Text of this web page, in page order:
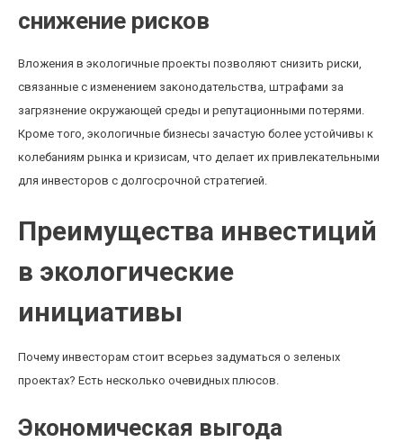
снижение рисков
Вложения в экологичные проекты позволяют снизить риски,
связанные с изменением законодательства, штрафами за
загрязнение окружающей среды и репутационными потерями.
Кроме того, экологичные бизнесы зачастую более устойчивы к
колебаниям рынка и кризисам, что делает их привлекательными
для инвесторов с долгосрочной стратегией.
Преимущества инвестиций
в экологические
инициативы
Почему инвесторам стоит всерьез задуматься о зеленых
проектах? Есть несколько очевидных плюсов.
Экономическая выгода